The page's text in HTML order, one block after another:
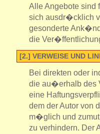
Alle Angebote sind
sich ausdr�cklich
gesonderte
die
[2.] VERWEISE UND
Bei direkten oder
die au�erhalb des
eine
dem der Autor von
m�glich und
zu verhindern. Der